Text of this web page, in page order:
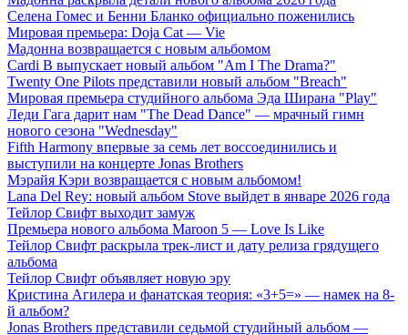
Селена Гомес и Бенни Бланко официально поженились
Мировая премьера: Doja Cat — Vie
Мадонна возвращается с новым альбомом
Cardi B выпускает новый альбом "Am I The Drama?"
Twenty One Pilots представили новый альбом "Breach"
Мировая премьера студийного альбома Эда Ширана "Play"
Леди Гага дарит нам "The Dead Dance" — мрачный гимн
нового сезона "Wednesday"
Fifth Harmony впервые за семь лет воссоединились и
выступили на концерте Jonas Brothers
Мэрайя Кэри возвращается с новым альбомом!
Lana Del Rey: новый альбом Stove выйдет в январе 2026 года
Тейлор Свифт выходит замуж
Премьера нового альбома Maroon 5 — Love Is Like
Тейлор Свифт раскрыла трек-лист и дату релиза грядущего
альбома
Тейлор Свифт объявляет новую эру
Кристина Агилера и фанатская теория: «3+5=» — намек на 8-
й альбом?
Jonas Brothers представили седьмой студийный альбом —